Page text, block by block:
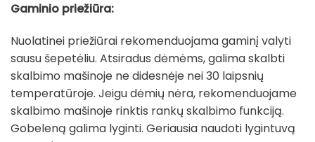
Gaminio priežiūra:
Nuolatinei priežiūrai rekomenduojama gaminį valyti
sausu šepetėliu. Atsiradus dėmėms, galima skalbti
skalbimo mašinoje ne didesnėje nei 30 laipsnių
temperatūroje. Jeigu dėmių nėra, rekomenduojame
skalbimo mašinoje rinktis rankų skalbimo funkciją.
Gobeleną galima lyginti. Geriausia naudoti lygintuvą